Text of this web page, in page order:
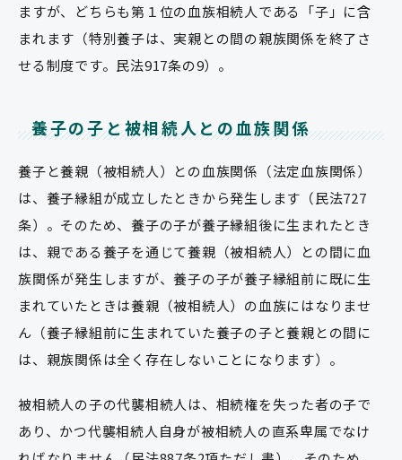
ますが、どちらも第１位の血族相続人である「子」に含
まれます（特別養子は、実親との間の親族関係を終了さ
せる制度です。民法917条の9）。
養子の子と被相続人との血族関係
養子と養親（被相続人）
との血族関係（法定血族関係）
は、養子縁組が成立したときから発生します（民法727
条）。そのため、養子の子が養子縁組後に生まれたとき
は、親である養子を通じて養親（被相続人）との間に血
族関係が発生しますが、養子の子が養子縁組前に既に生
まれていたときは養親（被相続人）の血族にはなりませ
ん（養子縁組前に生まれていた養子の子と養親との間に
は、親族関係は全く存在しないことになります）。
被相続人の子の代襲相続人は、相続権を失った者の子で
あり、かつ代襲相続人自身が被相続人の直系卑属でなけ